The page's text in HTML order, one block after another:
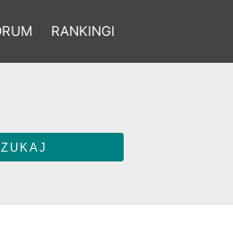
RANKINGI